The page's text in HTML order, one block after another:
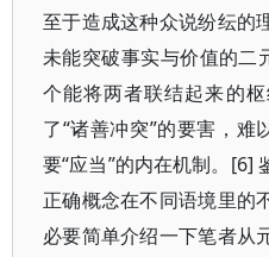
至于造成这种众说纷纭的
未能突破事实与价值的二
个能将两者联结起来的
了“诸善冲突”的要害，难
要“应当”的内在机制。[6]
正确概念在不同语境里的
必要简单介绍一下笔者从